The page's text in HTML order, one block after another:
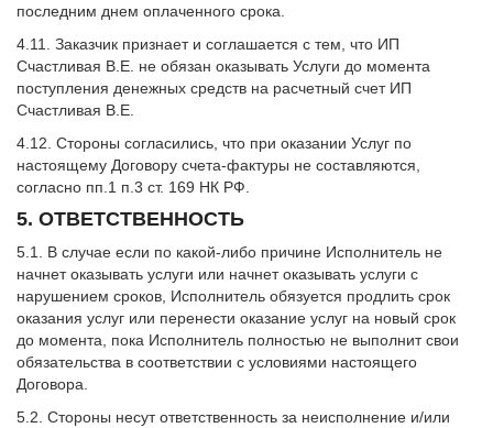
последним днем оплаченного срока.
4.11. Заказчик признает и соглашается с тем, что ИП
Счастливая В.Е. не обязан оказывать Услуги до момента
поступления денежных средств на расчетный счет ИП
Счастливая В.Е.
4.12. Стороны согласились, что при оказании Услуг по
настоящему Договору счета-фактуры не составляются,
согласно пп.1 п.3 ст. 169 НК РФ.
5. ОТВЕТСТВЕННОСТЬ
5.1. В случае если по какой-либо причине Исполнитель не
начнет оказывать услуги или начнет оказывать услуги с
нарушением сроков, Исполнитель обязуется продлить срок
оказания услуг или перенести оказание услуг на новый срок
до момента, пока Исполнитель полностью не выполнит свои
обязательства в соответствии с условиями настоящего
Договора.
5.2. Стороны несут ответственность за неисполнение и/или